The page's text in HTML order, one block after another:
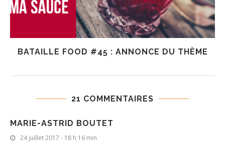
BATAILLE FOOD #45 : ANNONCE DU THÈME
21 COMMENTAIRES
MARIE-ASTRID BOUTET
24 juillet 2017 - 18 h 16 min